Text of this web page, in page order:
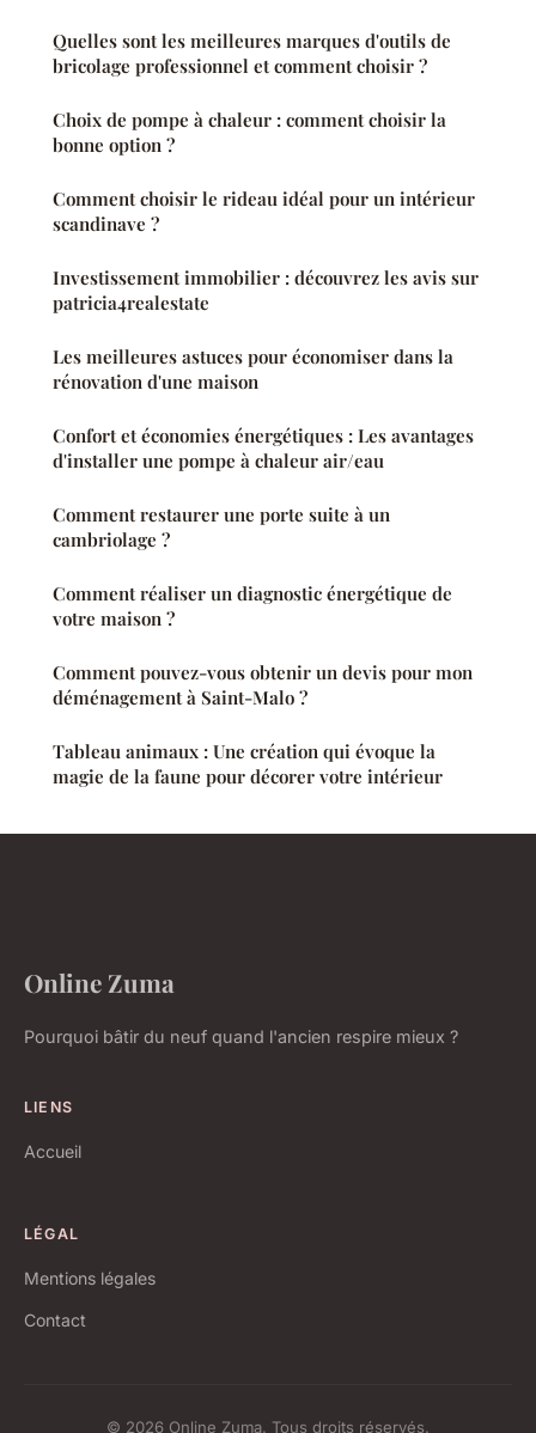
Quelles sont les meilleures marques d'outils de
bricolage professionnel et comment choisir ?
Choix de pompe à chaleur : comment choisir la
bonne option ?
Comment choisir le rideau idéal pour un intérieur
scandinave ?
Investissement immobilier : découvrez les avis sur
patricia4realestate
Les meilleures astuces pour économiser dans la
rénovation d'une maison
Confort et économies énergétiques : Les avantages
d'installer une pompe à chaleur air/eau
Comment restaurer une porte suite à un
cambriolage ?
Comment réaliser un diagnostic énergétique de
votre maison ?
Comment pouvez-vous obtenir un devis pour mon
déménagement à Saint-Malo ?
Tableau animaux : Une création qui évoque la
magie de la faune pour décorer votre intérieur
Online Zuma
Pourquoi bâtir du neuf quand l'ancien respire mieux ?
LIENS
Accueil
LÉGAL
Mentions légales
Contact
© 2026 Online Zuma. Tous droits réservés.